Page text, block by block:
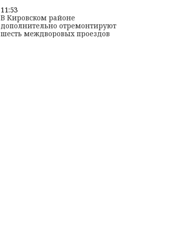
11:53
В Кировском районе
дополнительно отремонтируют
шесть междворовых проездов